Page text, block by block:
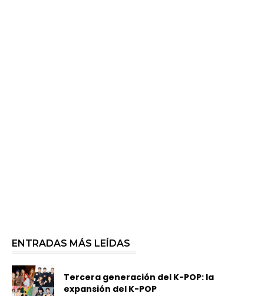
ENTRADAS MÁS LEÍDAS
Tercera generación del K-POP: la
expansión del K-POP